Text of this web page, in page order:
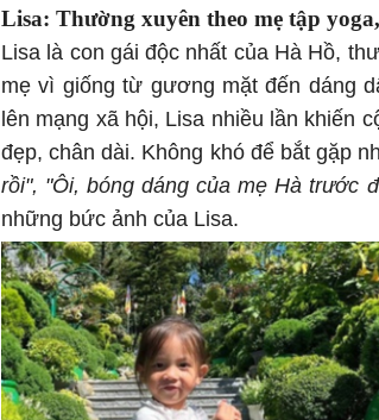
Lisa: Thường xuyên theo mẹ tập
Lisa là con gái độc nhất của Hà Hồ,
mẹ vì giống từ gương mặt đến dáng
lên mạng xã hội, Lisa nhiều lần khiến
đẹp, chân dài. Không khó để bắt gặp
rồi", "Ôi, bóng dáng của mẹ Hà trước
những bức ảnh của Lisa.